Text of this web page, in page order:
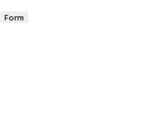
Form